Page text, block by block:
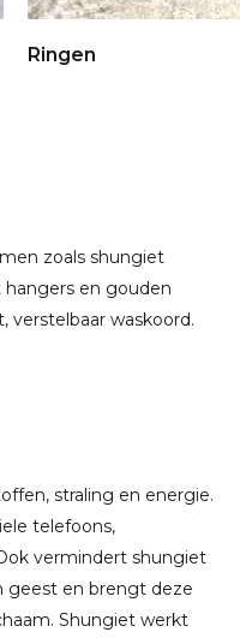
Ringen
zoals shungiet
en gouden
verstelbaar waskoord.
straling en energie.
telefoons,
vermindert shungiet
geest en brengt deze
Shungiet werkt